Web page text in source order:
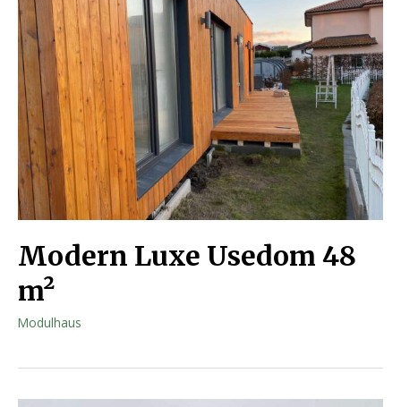
Modern Luxe Usedom 48
m²
Modulhaus